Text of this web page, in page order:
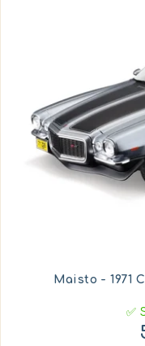
Maisto - 1971
✅